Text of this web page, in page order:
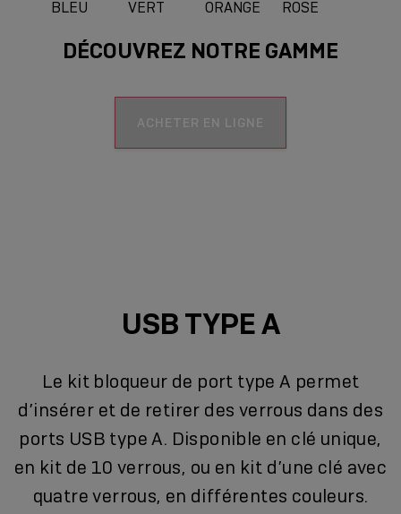
BLEU VERT ORANGE ROSE
BLANC
DÉCOUVREZ NOTRE GAMME
ACHETER EN LIGNE
USB TYPE A
Le kit bloqueur de port type A permet
d’insérer et de retirer des verrous dans des
ports USB type A. Disponible en clé unique,
en kit de 10 verrous, ou en kit d’une clé avec
quatre verrous, en différentes couleurs.